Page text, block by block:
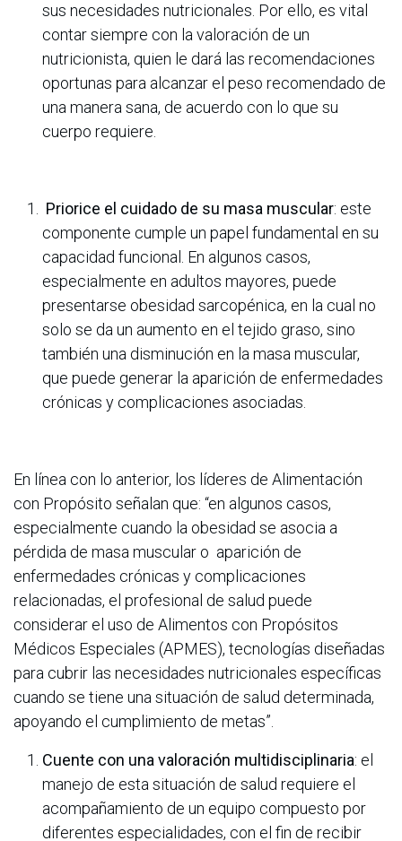
sus necesidades nutricionales. Por ello, es vital
contar siempre con la valoración de un
nutricionista, quien le dará las recomendaciones
oportunas para alcanzar el peso recomendado de
una manera sana, de acuerdo con lo que su
cuerpo requiere.
Priorice el cuidado de su masa muscular: este
componente cumple un papel fundamental en su
capacidad funcional. En algunos casos,
especialmente en adultos mayores, puede
presentarse obesidad sarcopénica, en la cual no
solo se da un aumento en el tejido graso, sino
también una disminución en la masa muscular,
que puede generar la aparición de enfermedades
crónicas y complicaciones asociadas.
En línea con lo anterior, los líderes de Alimentación
con Propósito señalan que: “en algunos casos,
especialmente cuando la obesidad se asocia a
pérdida de masa muscular o aparición de
enfermedades crónicas y complicaciones
relacionadas, el profesional de salud puede
considerar el uso de Alimentos con Propósitos
Médicos Especiales (APMES), tecnologías diseñadas
para cubrir las necesidades nutricionales específicas
cuando se tiene una situación de salud determinada,
apoyando el cumplimiento de metas”.
Cuente con una valoración multidisciplinaria: el
manejo de esta situación de salud requiere el
acompañamiento de un equipo compuesto por
diferentes especialidades, con el fin de recibir